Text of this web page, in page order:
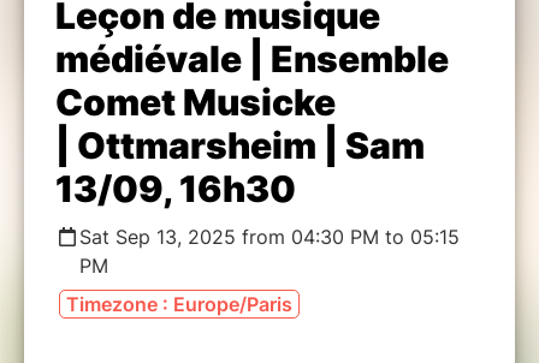
Leçon de musique
médiévale | Ensemble
Comet Musicke
| Ottmarsheim | Sam
13/09, 16h30
Sat Sep 13, 2025 from 04:30 PM to 05:15
PM
Timezone : Europe/Paris